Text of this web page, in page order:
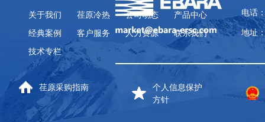
关于我们 荏原冷热 公司动态
产品中心
经典案例
客户服务 人力资源
联系我们
技术专栏
电话
地址
荏原采购指南
个人信息保护
方针